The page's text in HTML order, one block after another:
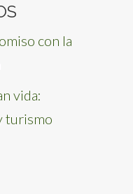
con la
vida:
turismo